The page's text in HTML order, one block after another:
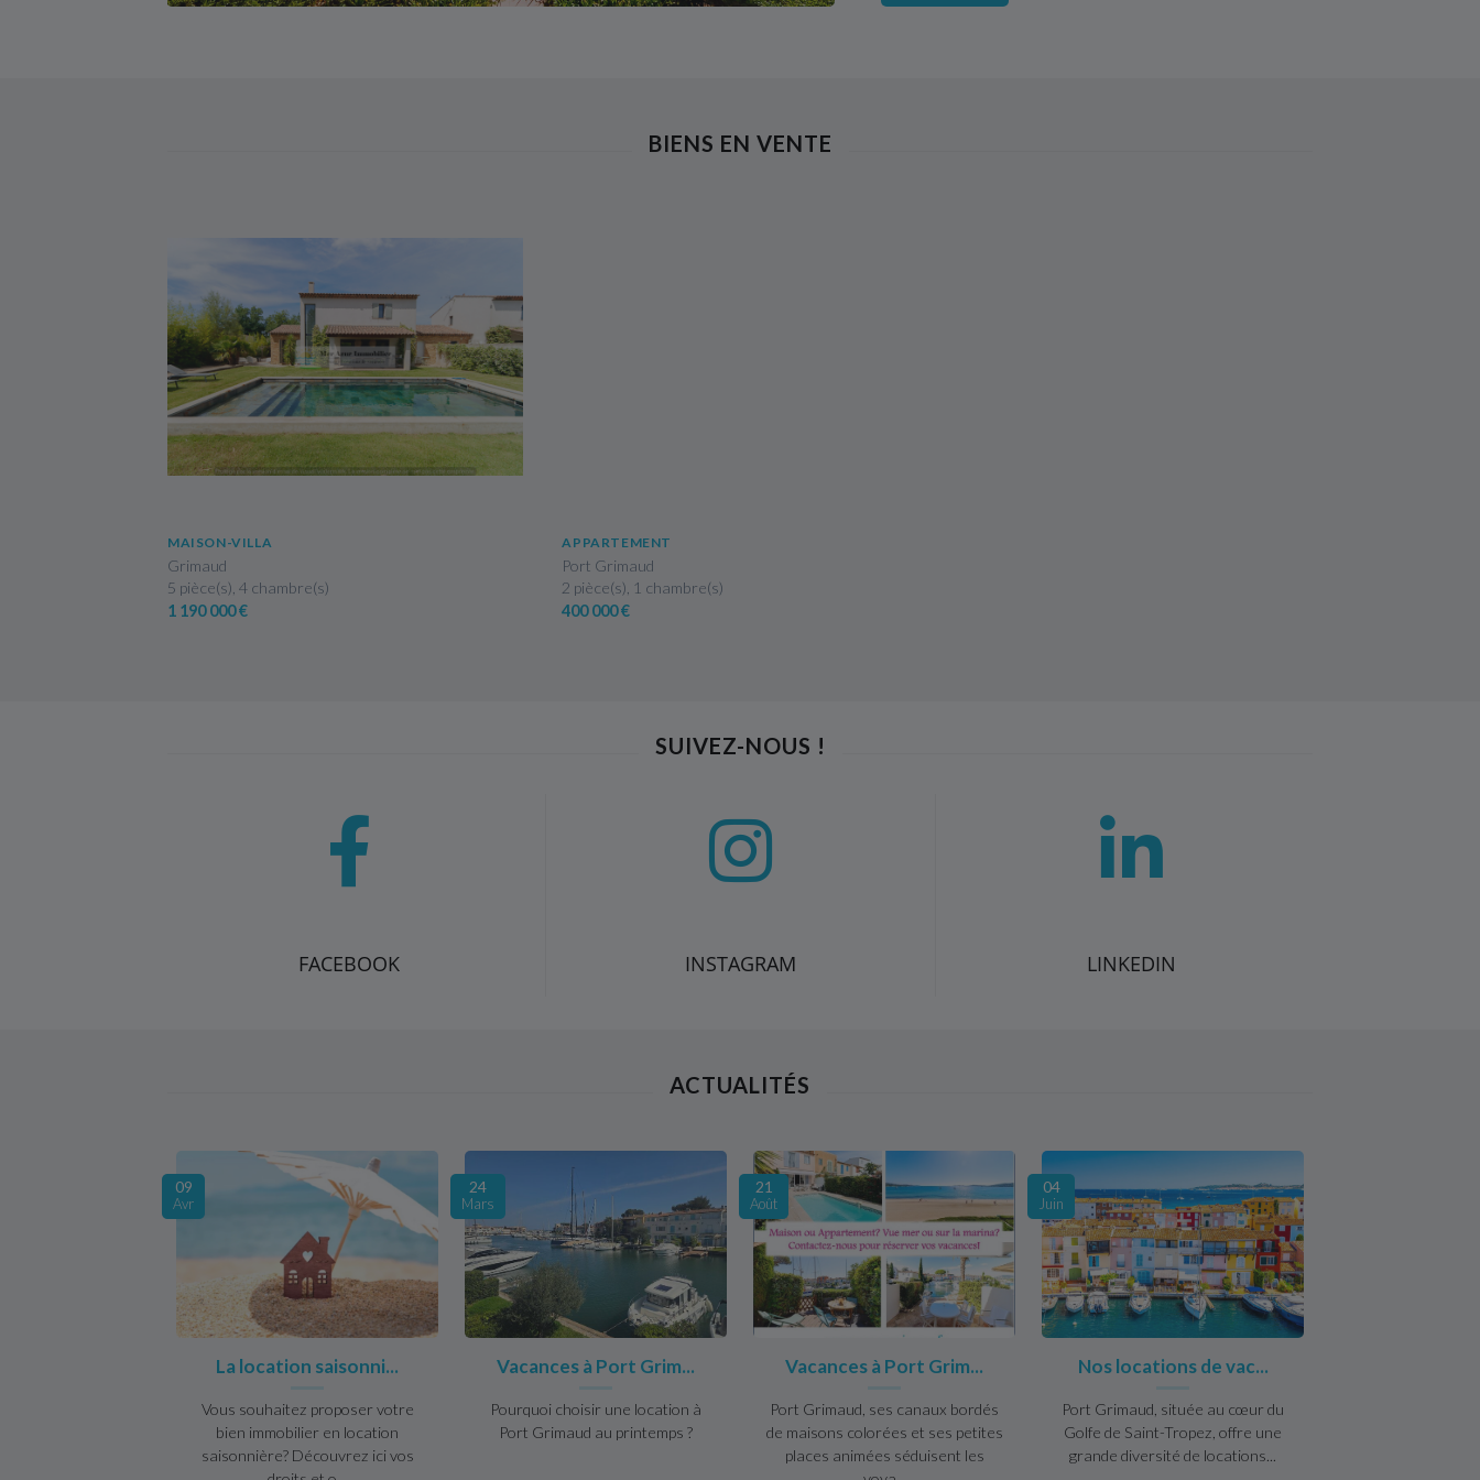
BIENS EN VENTE
MAISON-VILLA
Grimaud
5 pièce(s), 4 chambre(s)
1 190 000 €
APPARTEMENT
Port Grimaud
2 pièce(s), 1 chambre(s)
400 000 €
SUIVEZ-NOUS !
FACEBOOK INSTAGRAM LINKEDIN
ACTUALITÉS
09
Avr
La location saisonni...
Vous souhaitez proposer votre
bien immobilier en location
saisonnière? Découvrez ici vos
24
Mars
Vacances à Port Grim...
Pourquoi choisir une location à
Port Grimaud au printemps ?
21
Août
Vacances à Port Grim...
Port Grimaud, ses canaux bordés
de maisons colorées et ses petites
places animées séduisent les
04
Juin
Nos locations de vac...
Port Grimaud, située au cœur du
Golfe de Saint-Tropez, offre une
grande diversité de locations...